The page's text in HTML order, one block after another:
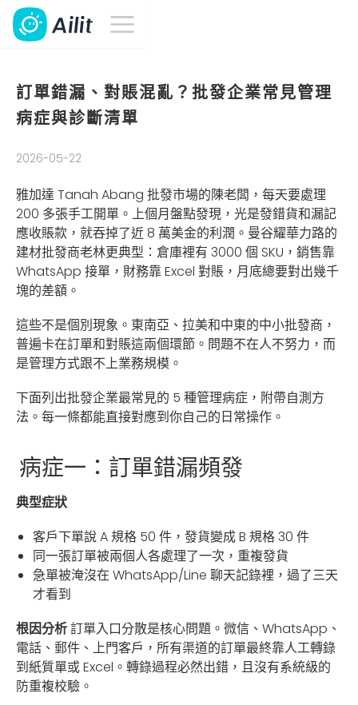
訂單錯漏、對賬混亂？批發企業常見管理
病症與診斷清單
2026-05-22
雅加達 Tanah Abang 批發市場的陳老闆，每天要處理
200 多張手工開單。上個月盤點發現，光是發錯貨和漏記
應收賬款，就吞掉了近 8 萬美金的利潤。曼谷耀華力路的
建材批發商老林更典型：倉庫裡有 3000 個 SKU，銷售靠
WhatsApp 接單，財務靠 Excel 對賬，月底總要對出幾千
塊的差額。
這些不是個別現象。東南亞、拉美和中東的中小批發商，
普遍卡在訂單和對賬這兩個環節。問題不在人不努力，而
是管理方式跟不上業務規模。
下面列出批發企業最常見的 5 種管理病症，附帶自測方
法。每一條都能直接對應到你自己的日常操作。
病症一：訂單錯漏頻發
典型症狀
客戶下單說 A 規格 50 件，發貨變成 B 規格 30 件
同一張訂單被兩個人各處理了一次，重複發貨
急單被淹沒在 WhatsApp/Line 聊天記錄裡，過了三天
才看到
根因分析訂單入口分散是核心問題。微信、WhatsApp、
電話、郵件、上門客戶，所有渠道的訂單最終靠人工轉錄
到紙質單或 Excel。轉錄過程必然出錯，且沒有系統級的
防重複校驗。